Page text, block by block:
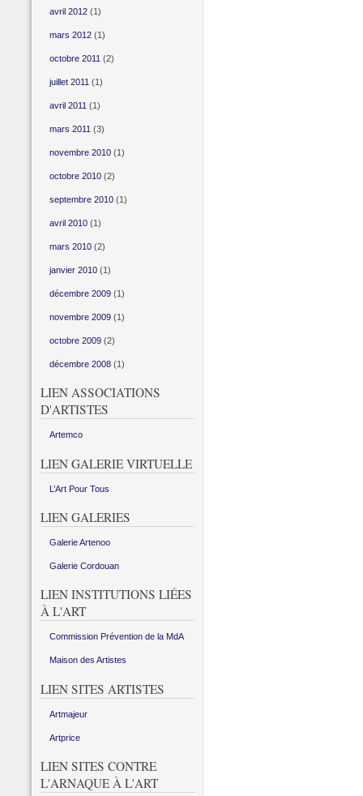
avril 2012(1)
mars 2012(1)
octobre 2011 (2)
juillet 2011 (1)
avril 2011 (1)
mars 2011 (3)
novembre 2010(1)
octobre 2010(2)
septembre 2010(1)
avril 2010(1)
mars 2010(2)
janvier 2010(1)
décembre 2009(1)
novembre 2009(1)
octobre 2009(2)
décembre 2008(1)
LIEN ASSOCIATIONS
D'ARTISTES
Artemco
LIEN GALERIE VIRTUELLE
L’Art Pour Tous
LIEN GALERIES
Galerie Artenoo
Galerie Cordouan
LIEN INSTITUTIONS LIÉES
À L'ART
Commission Prévention de la MdA
Maison des Artistes
LIEN SITES ARTISTES
Artmajeur
Artprice
LIEN SITES CONTRE
L'ARNAQUE À L'ART